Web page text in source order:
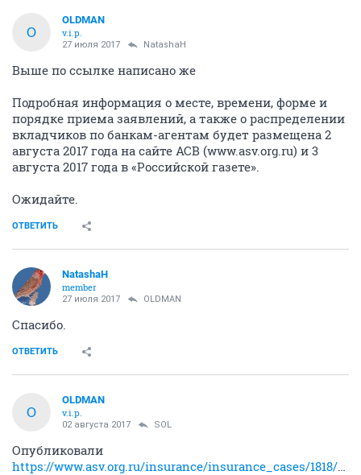
O
OLDMAN
v.i.p.
27 июля 2017 NatashaH
Выше по ссылке написано же
Подробная информация о месте, времени, форме и
порядке приема заявлений, а также о распределении
вкладчиков по банкам-агентам будет размещена 2
августа 2017 года на сайте АСВ (www.asv.org.ru) и 3
августа 2017 года в «Российской газете».
Ожидайте.
ОТВЕТИТЬ
NatashaH
member
27 июля 2017 OLDMAN
Cпасибо.
ОТВЕТИТЬ
O
OLDMAN
v.i.p.
02 августа 2017 SOL
Опубликовали
https://www.asv.org.ru/insurance/insurance_cases/1818/486700/